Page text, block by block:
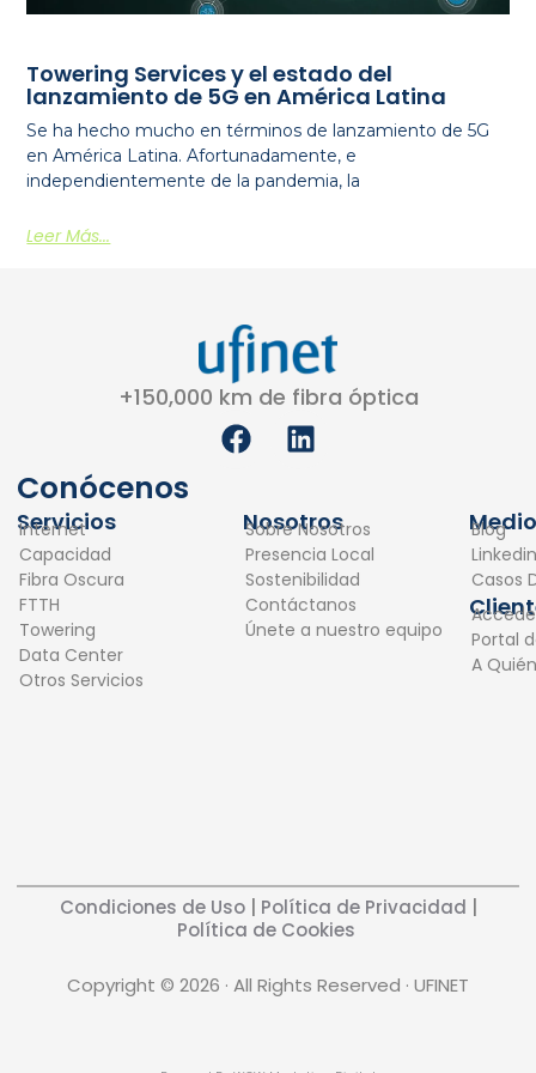
Towering Services y el estado del
lanzamiento de 5G en América Latina
Se ha hecho mucho en términos de lanzamiento de 5G
en América Latina. Afortunadamente, e
independientemente de la pandemia, la
Leer Más...
+150,000 km de fibra óptica
F
a
e
b
o
o
k
L
i
k
e
d
i
n
Conócenos
Servicios
Internet
Capacidad
Fibra Oscura
FTTH
Towering
Data Center
Otros Servicios
Nosotros
Sobre Nosotros
Presencia Local
Sostenibilidad
Contáctanos
Únete a nuestro equipo
Blog
Linkedin
Casos
Portal
A
Condiciones de Uso| Política de Privacidad |
Política de Cookies
Copyright © 2026 · All Rights Reserved · UFINET